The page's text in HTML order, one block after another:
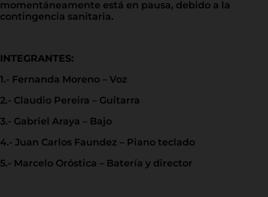
momentáneamente está en pausa, debido a la
contingencia sanitaria.
INTEGRANTES:
1.- Fernanda Moreno – Voz
2.- Claudio Pereira – Guitarra
3.- Gabriel Araya – Bajo
4.- Juan Carlos Faundez – Piano teclado
5.- Marcelo Oróstica – Batería y director